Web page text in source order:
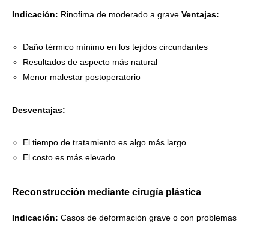
Indicación: Rinofima de moderado a grave Ventajas:
Daño térmico mínimo en los tejidos circundantes
Resultados de aspecto más natural
Menor malestar postoperatorio
Desventajas:
El tiempo de tratamiento es algo más largo
El costo es más elevado
Reconstrucción mediante cirugía plástica
Indicación: Casos de deformación grave o con problemas